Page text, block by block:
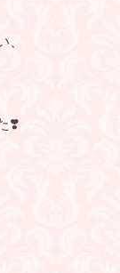
、
❣️